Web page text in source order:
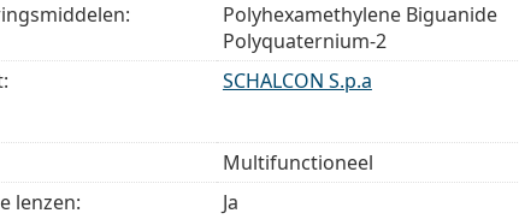
Polyhexamethylene Biguanide
Polyquaternium-2
SCHALCON S.p.a
Multifunctioneel
lenzen:
Ja